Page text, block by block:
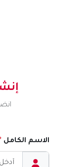
الاسم الكامل